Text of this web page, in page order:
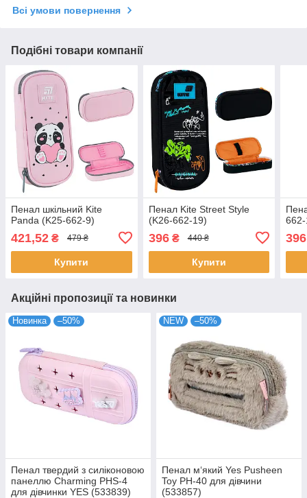
Всі умови повернення
Подібні товари компанії
Пенал шкільний Kite
Panda (K25-662-9)
421,52 ₴ 479 ₴
Купити
Пенал Kite Street Style
(K26-662-19)
396₴ 440 ₴
Купити
396
Акційні пропозиції та новинки
Новинка –50%
Пенал твердий з силіконовою
панеллю Charming PHS-4
для дівчинки YES (533839)
NEW –50%
Пенал м‘який Yes Pusheen
Toy PH-40 для дівчини
(533857)